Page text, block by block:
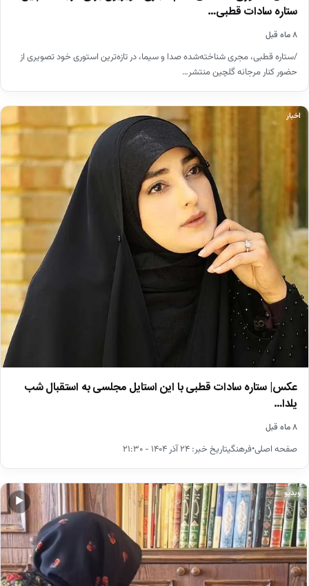
ستاره سادات قطبی…
۸ ماه قبل
/ستاره قطبی، مجری شناخته‌شده صدا و سیما، در تازه‌ترین استوری خود تصویری از
حضور کنار مرجانه گلچین منتشر…
اخبار
عکس| ستاره سادات قطبی با این استایل مجلسی به استقبال شب
یلدا…
۸ ماه قبل
صفحه اصلی•فرهنگیتاریخ خبر: ۲۴ آذر ۱۴۰۴ - ۲۱:۳۰
▶
ویدیو